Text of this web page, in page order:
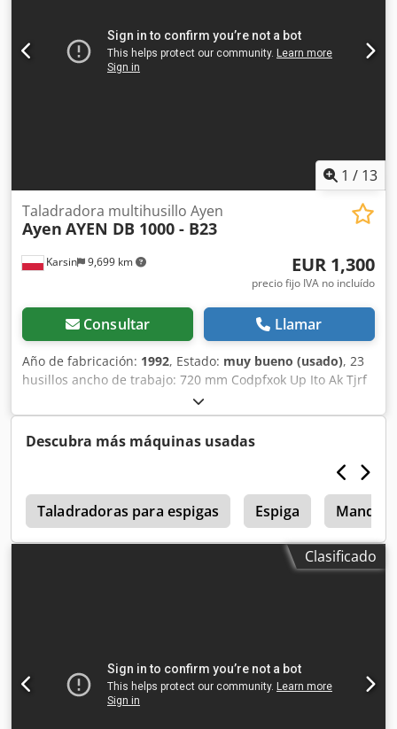
1 / 13
Karsin 9,699 km
Taladradora multihusillo Ayen
Ayen AYEN DB 1000 - B23
EUR 1,300
precio fijo IVA no incluído
Consultar Llamar
Año de fabricación: 1992, Estado: muy bueno (usado), 23
husillos ancho de trabajo: 720 mm Codpfxok Up Ito Ak Tjrf
profundidad de perforación vertical: 45 mm profundidad
de perforación horizontal: 120 mm
Descubra más máquinas usadas
Taladradoras para espigas Espiga
Clasificado